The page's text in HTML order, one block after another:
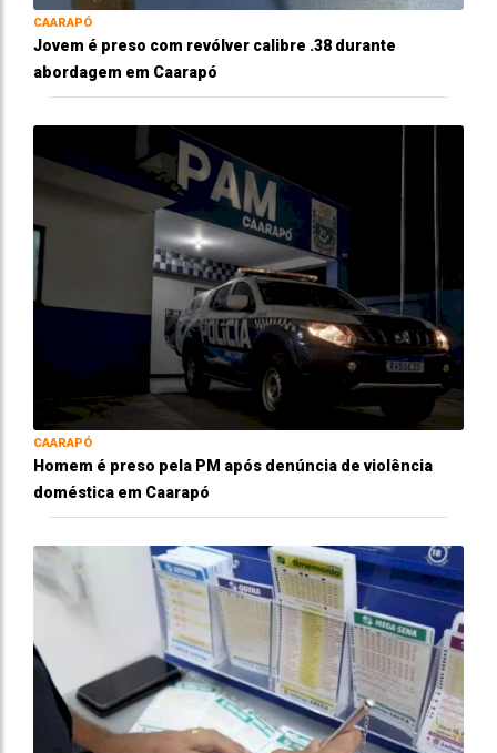
CAARAPÓ
Jovem é preso com revólver calibre .38 durante
abordagem em Caarapó
CAARAPÓ
Homem é preso pela PM após denúncia de violência
doméstica em Caarapó